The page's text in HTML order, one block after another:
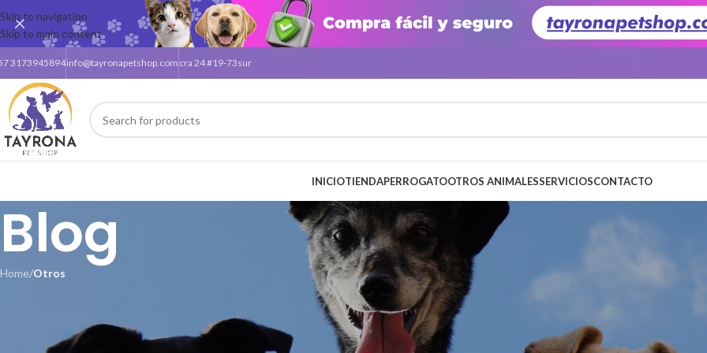
Skip to navigation
Skip to main content
3173945894info@tayronapetshop.com cra 24 #19-73sur
INICIOTIENDAPERROGATOOTROS ANIMALESSERVICIOSCONTACTO
Blog
Home/Otros